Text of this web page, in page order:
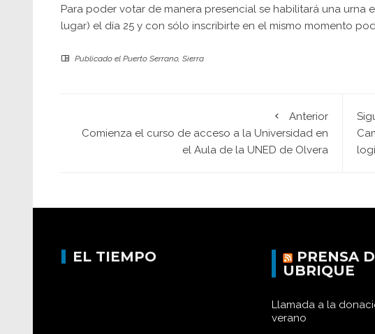
Para poder votar de manera presencial se habilitará una urna
lugar) el día 25 y con sólo inscribirte en el mismo momento
Publicado el Puerto Serrano, Sierra
Anterior
Comienza el curso de acceso a la Universidad en
el Aula de la UNED de Olvera
EL TIEMPO
PRENSA
UBRIQUE
Llamada a la
verano